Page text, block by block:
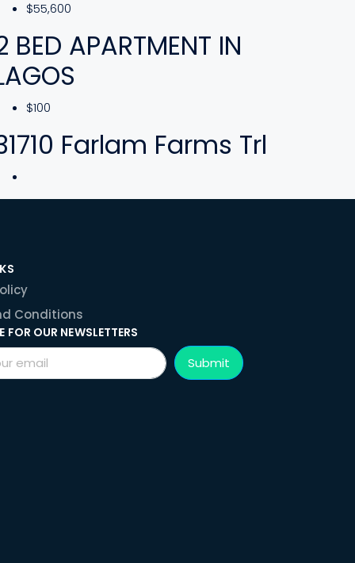
$55,600
BED APARTMENT IN
$100
Farlam Farms Trl
Conditions
FOR OUR NEWSLETTERS
Submit